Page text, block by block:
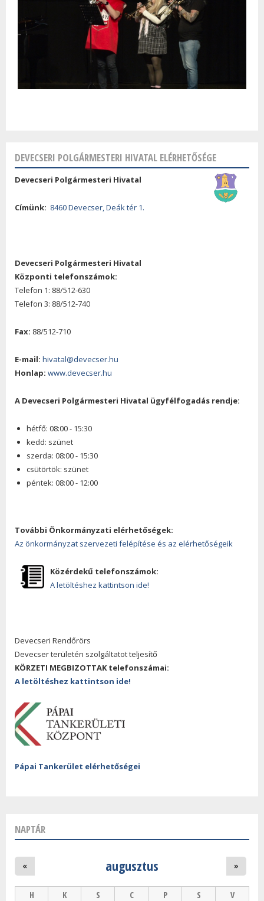
DEVECSERI POLGÁRMESTERI HIVATAL ELÉRHETŐSÉGE
Devecseri Polgármesteri Hivatal
Címünk: 8460 Devecser, Deák tér 1.
Devecseri Polgármesteri Hivatal
Központi telefonszámok:
Telefon 1: 88/512-630
Telefon 3: 88/512-740
Fax: 88/512-710
E-mail: hivatal@devecser.hu
Honlap: www.devecser.hu
A Devecseri Polgármesteri Hivatal ügyfélfogadás rendje:
hétfő: 08:00 - 15:30
kedd: szünet
szerda: 08:00 - 15:30
csütörtök: szünet
péntek: 08:00 - 12:00
További Önkormányzati elérhetőségek:
Az önkormányzat szervezeti felépítése és az elérhetőségeik
Közérdekű telefonszámok:
A letöltéshez kattintson ide!
Devecseri Rendőrörs
Devecser területén szolgáltatot teljesítő
KÖRZETI MEGBIZOTTAK telefonszámai:
A letöltéshez kattintson ide!
Pápai Tankerület elérhetőségei
NAPTÁR
augusztus
« »
H K S C P S V